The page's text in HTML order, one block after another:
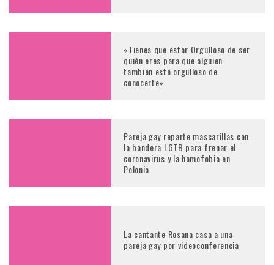
«Tienes que estar Orgulloso de ser
quién eres para que alguien
también esté orgulloso de
conocerte»
Pareja gay reparte mascarillas con
la bandera LGTB para frenar el
coronavirus y la homofobia en
Polonia
La cantante Rosana casa a una
pareja gay por videoconferencia